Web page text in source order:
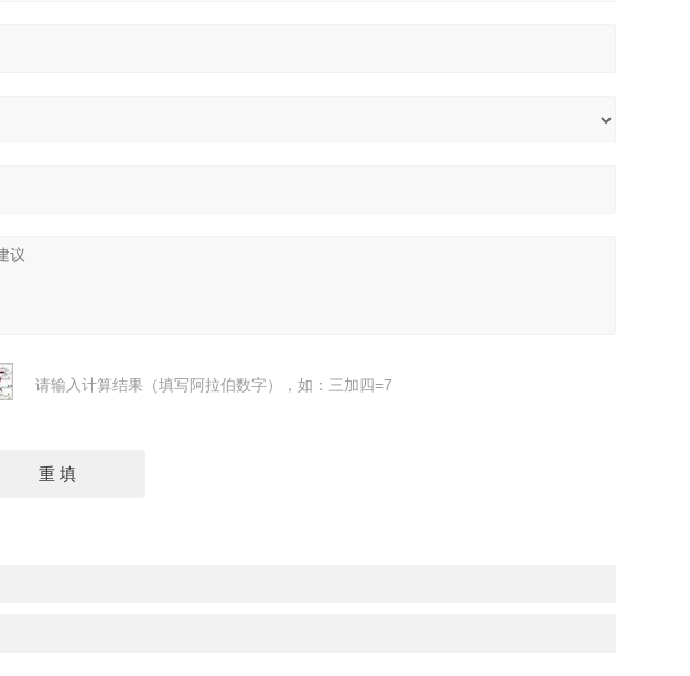
请输入计算结果（填写阿拉伯数字），如：三加四=7